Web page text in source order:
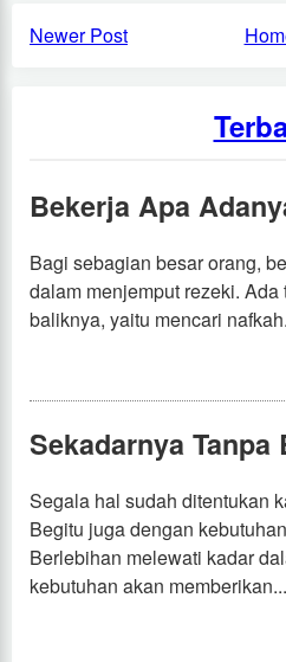
Newer Post
Bekerja Apa
Bagi sebagian besar orang,
dalam menjemput rezeki.
baliknya, yaitu mencari
Sekadarnya Tanpa
Segala hal sudah ditentukan
Begitu juga dengan
Berlebihan melewati kadar
kebutuhan akan memberikan...